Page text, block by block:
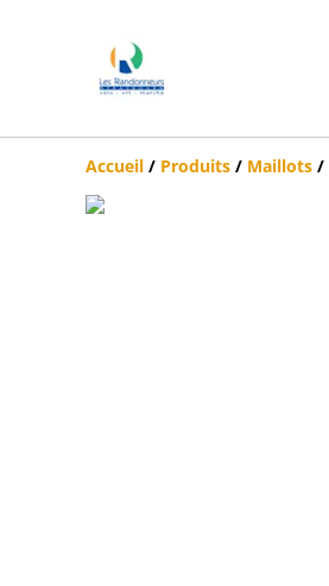
Accueil / Produits / Maillots /